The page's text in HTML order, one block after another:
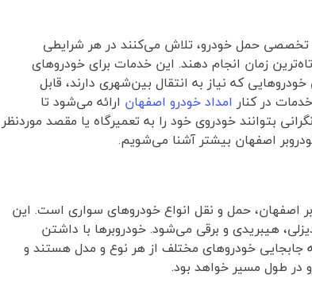
تخصصی حمل خودرو، تلاش می‌کنند در هر شرایطی
زمان انجام دهند. این خدمات برای خودروهای
که نیاز به انتقال بین‌شهری دارند، قابل
در کنار امداد خودرو اصفهان ارائه می‌شود تا
بتوانند خودروی خود را به تعمیرگاه یا مقصد موردنظر
اصفهان بیشتر آشنا می‌شویم.
اصفهان، حمل و نقل انواع خودروهای سواری است. این
هیبریدی و برقی می‌شود. خودروبرها با داشتن
جابجایی خودروهای مختلف از هر نوع و مدل هستند و
در طول مسیر خواهد بود.